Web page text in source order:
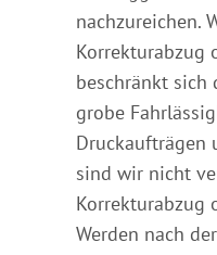
nachzureichen.
Korrekturabzug
beschränkt
grobe
Druckaufträgen
sind wir nicht
Korrekturabzug
Werden nach